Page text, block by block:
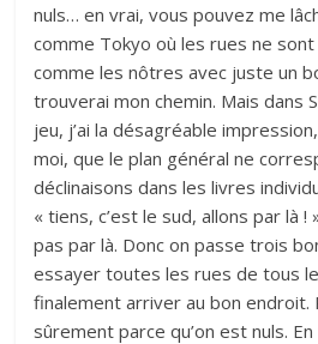
nuls… en vrai, vous pouvez me
comme Tokyo où les rues ne
comme les nôtres avec juste un
trouverai mon chemin. Mais dans
jeu, j’ai la désagréable
moi, que le plan général ne
déclinaisons dans les livres
« tiens, c’est le sud, allons par là !
pas par là. Donc on passe trois
essayer toutes les rues de tous
finalement arriver au bon endroit.
sûrement parce qu’on est nuls.